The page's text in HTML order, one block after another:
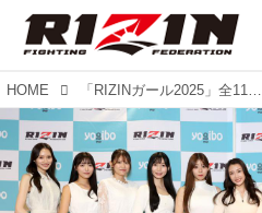
HOME 「RIZINガール2025」全11名が決定！2025年1月より活動スタート！